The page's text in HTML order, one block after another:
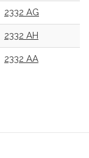
2332 AG
2332 AH
2332 AA